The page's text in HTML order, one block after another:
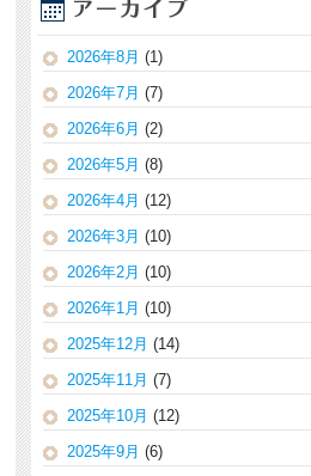
2026年8月 (1)
2026年7月 (7)
2026年6月 (2)
2026年5月 (8)
2026年4月 (12)
2026年3月 (10)
2026年2月 (10)
2026年1月 (10)
2025年12月 (14)
2025年11月 (7)
2025年10月 (12)
2025年9月 (6)